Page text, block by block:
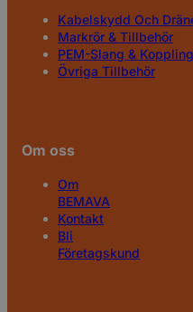
Kabelskydd Och
Markrör & Tillbehör
PEM-Slang &
Övriga Tillbehör
Om oss
Om
BEMAVA
Kontakt
Bli
Företagskund